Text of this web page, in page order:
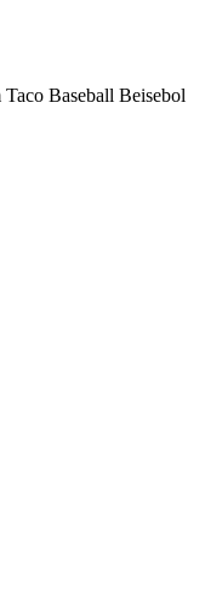
Baseball Beisebol